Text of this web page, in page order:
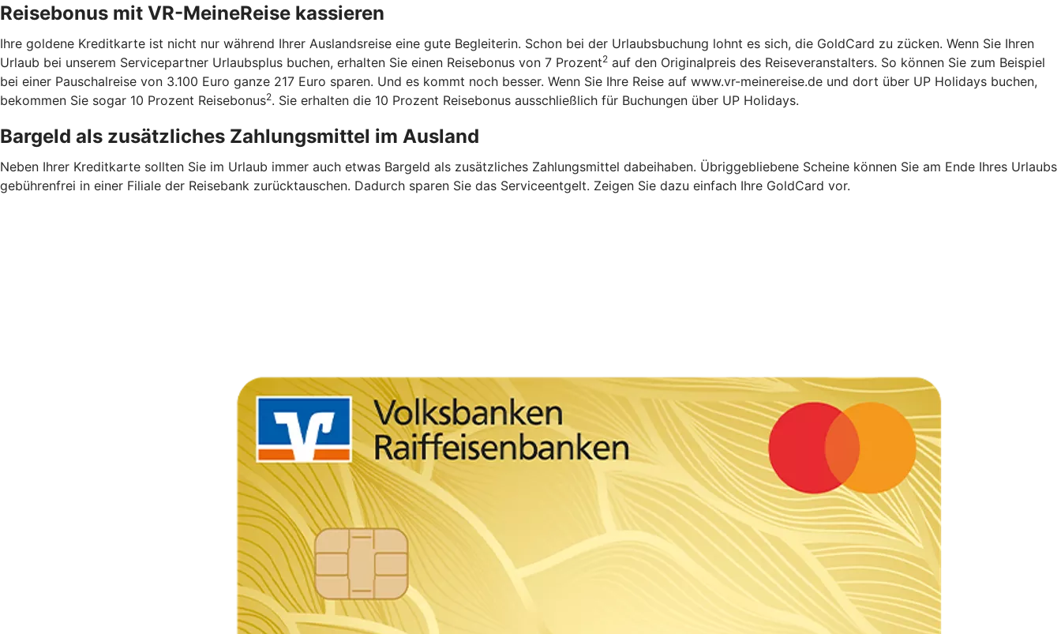
Reisebonus mit VR-MeineReise kassieren
Ihre goldene Kreditkarte ist nicht nur während Ihrer Auslandsreise eine gute Begleiterin. Schon bei der Urlaubsbuchung lohnt es sich, die GoldCard zu zücken. Wenn Sie Ihren
Urlaub bei unserem Servicepartner Urlaubsplus buchen, erhalten Sie einen Reisebonus von 7 Prozent2 auf den Originalpreis des Reiseveranstalters. So können Sie zum Beispiel
bei einer Pauschalreise von 3.100 Euro ganze 217 Euro sparen. Und es kommt noch besser. Wenn Sie Ihre Reise auf www.vr-meinereise.de und dort über UP Holidays buchen,
bekommen Sie sogar 10 Prozent Reisebonus2. Sie erhalten die 10 Prozent Reisebonus ausschließlich für Buchungen über UP Holidays.
Bargeld als zusätzliches Zahlungsmittel im Ausland
Neben Ihrer Kreditkarte sollten Sie im Urlaub immer auch etwas Bargeld als zusätzliches Zahlungsmittel dabeihaben. Übriggebliebene Scheine können Sie am Ende Ihres Urlaubs
gebührenfrei in einer Filiale der Reisebank zurücktauschen. Dadurch sparen Sie das Serviceentgelt. Zeigen Sie dazu einfach Ihre GoldCard vor.